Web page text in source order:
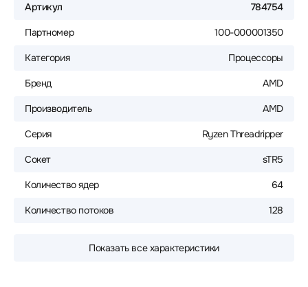
Артикул 784754
Партномер 100-000001350
Категория Процессоры
Бренд AMD
Производитель AMD
Серия Ryzen Threadripper
Сокет sTR5
Количество ядер 64
Количество потоков 128
Показать все характеристики